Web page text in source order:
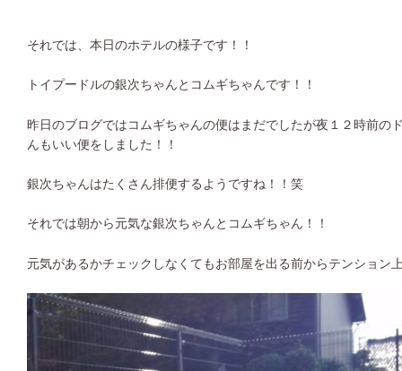
それでは、本日のホテルの様子です！！
トイプードルの銀次ちゃんとコムギちゃんです！！
昨日のブログではコムギちゃんの便はまだでしたが夜１２時前の
んもいい便をしました！！
銀次ちゃんはたくさん排便するようですね！！笑
それでは朝から元気な銀次ちゃんとコムギちゃん！！
元気があるかチェックしなくてもお部屋を出る前からテンション